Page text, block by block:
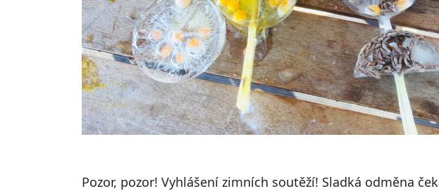
Pozor, pozor! Vyhlášení zimních soutěží! Sladká odměna